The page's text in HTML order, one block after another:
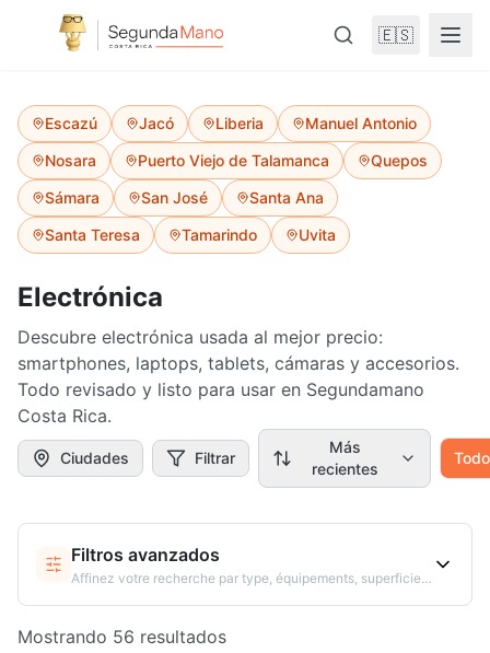
🇪🇸
Escazú Jacó Liberia
Manuel Antonio
Nosara
Puerto Viejo de Talamanca
Quepos
Sámara
San José
Santa Ana
Santa Teresa
Tamarindo Uvita
Electrónica
Descubre electrónica usada al mejor precio:
smartphones, laptops, tablets, cámaras y accesorios.
Todo revisado y listo para usar en Segundamano
Costa Rica.
Ciudades Filtrar
Más
recientes
Filtros avanzados
Affinez votre recherche par type, équipements, superficie…
Mostrando 56 resultados